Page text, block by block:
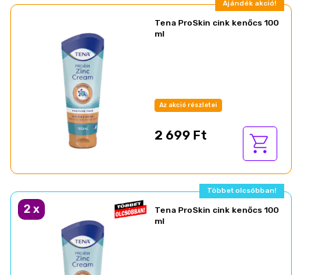
Ajándék akció!
Tena ProSkin cink kenőcs 100
ml
Az akció részletei
2 699 Ft
Többet olcsóbban!
2 x
Tena ProSkin cink kenőcs 100
ml